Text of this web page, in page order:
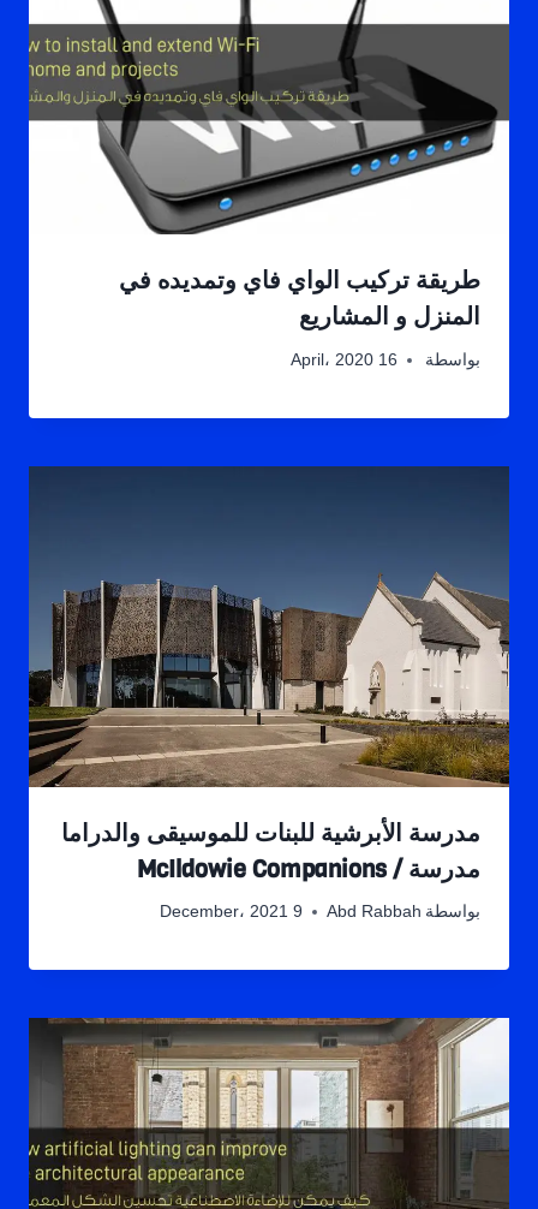
طريقة تركيب الواي فاي وتمديده في
المنزل و المشاريع
بواسطة 16 April، 2020
مدرسة الأبرشية للبنات للموسيقى والدراما
مدرسة / McIldowie Companions
بواسطة Abd Rabbah 9 December، 2021